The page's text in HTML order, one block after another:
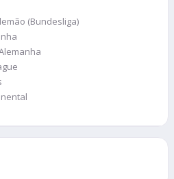
(Bundesliga)